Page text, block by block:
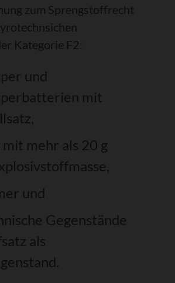
zum Sprengstoffrecht
Kategorie F2:
und
mit
mit mehr als 20 g
und
Gegenstände
als